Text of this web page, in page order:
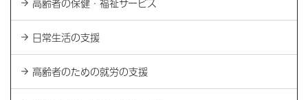
高齢者の保健・福祉サービス
日常生活の支援
高齢者のための就労の支援